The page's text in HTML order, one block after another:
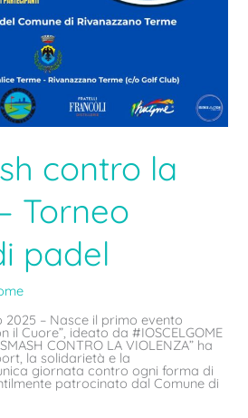
contro la
Torneo
padel
2025 – Nasce il primo evento
il Cuore”, ideato da #IOSCELGOME
CONTRO LA VIOLENZA” ha
la solidarietà e la
giornata contro ogni forma di
patrocinato dal Comune di